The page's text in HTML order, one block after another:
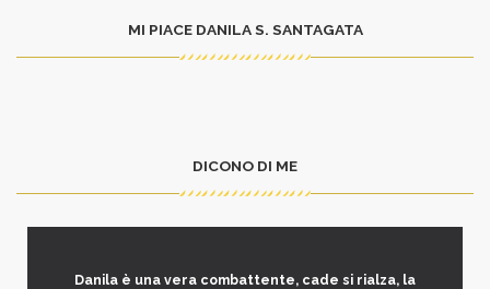
MI PIACE DANILA S. SANTAGATA
DICONO DI ME
Danila è una vera combattente, cade si rialza, la